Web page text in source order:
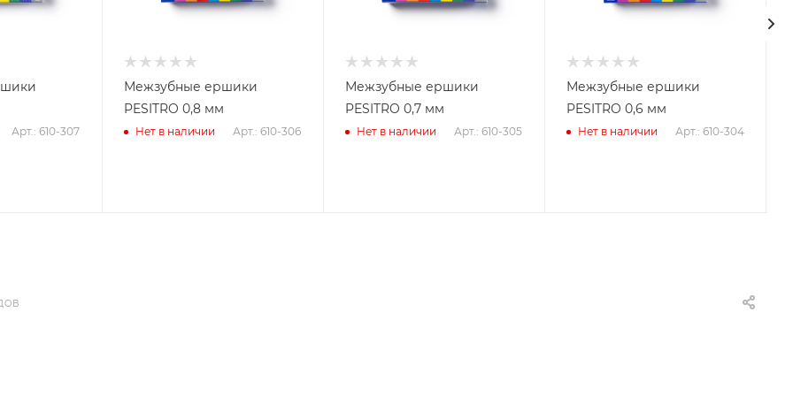
Арт.: 610-307
Межзубные ершики
PESITRO 0,8 мм
Нет в наличии Арт.: 610-306
Межзубные ершики
PESITRO 0,7 мм
Нет в наличии Арт.: 610-305
Межзубные ершики
PESITRO 0,6 мм
Нет в наличии Арт.: 610-304